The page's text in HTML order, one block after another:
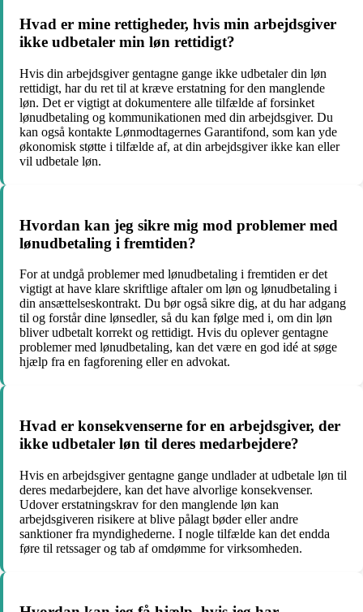
Hvad er mine rettigheder, hvis min arbejdsgiver
ikke udbetaler min løn rettidigt?
Hvis din arbejdsgiver gentagne gange ikke udbetaler din løn
rettidigt, har du ret til at kræve erstatning for den manglende
løn. Det er vigtigt at dokumentere alle tilfælde af forsinket
lønudbetaling og kommunikationen med din arbejdsgiver. Du
kan også kontakte Lønmodtagernes Garantifond, som kan yde
økonomisk støtte i tilfælde af, at din arbejdsgiver ikke kan eller
vil udbetale løn.
Hvordan kan jeg sikre mig mod problemer med
lønudbetaling i fremtiden?
For at undgå problemer med lønudbetaling i fremtiden er det
vigtigt at have klare skriftlige aftaler om løn og lønudbetaling i
din ansættelseskontrakt. Du bør også sikre dig, at du har adgang
til og forstår dine lønsedler, så du kan følge med i, om din løn
bliver udbetalt korrekt og rettidigt. Hvis du oplever gentagne
problemer med lønudbetaling, kan det være en god idé at søge
hjælp fra en fagforening eller en advokat.
Hvad er konsekvenserne for en arbejdsgiver, der
ikke udbetaler løn til deres medarbejdere?
Hvis en arbejdsgiver gentagne gange undlader at udbetale løn til
deres medarbejdere, kan det have alvorlige konsekvenser.
Udover erstatningskrav for den manglende løn kan
arbejdsgiveren risikere at blive pålagt bøder eller andre
sanktioner fra myndighederne. I nogle tilfælde kan det endda
føre til retssager og tab af omdømme for virksomheden.